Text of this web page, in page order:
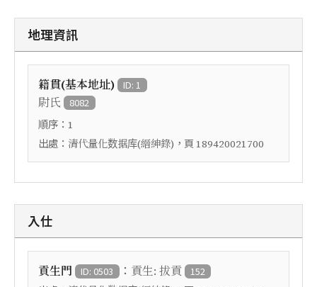
地理資訊
籍貫(基本地址) ID: 1
尉氏 8082
順序： 1
出處： 清代量化数据库(縉紳錄) ，頁 189420021700
入仕
貢生門 ID: 0503 ： 貢生: 拔貢 152